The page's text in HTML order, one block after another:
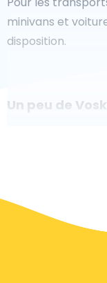
minivans et
disposition.
Un peu de
à un aéroport,
vous